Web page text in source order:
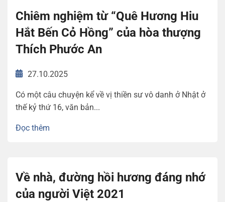
Chiêm nghiệm từ “Quê Hương Hiu
Hắt Bến Cỏ Hồng” của hòa thượng
Thích Phước An
27.10.2025
Có một câu chuyện kể về vị thiền sư vô danh ở Nhật ở
thế kỷ thứ 16, văn bản...
Đọc thêm
Về nhà, đường hồi hương đáng nhớ
của người Việt 2021